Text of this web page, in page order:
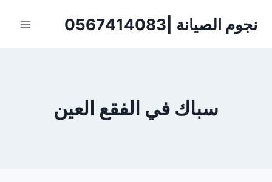
نجوم الصيانة |0567414083
سباك في الفقع العين